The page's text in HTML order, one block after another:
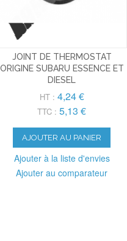
JOINT DE THERMOSTAT
ORIGINE SUBARU ESSENCE ET
DIESEL
HT : 4,24 €
TTC : 5,13 €
AJOUTER AU PANIER
Ajouter à la liste d'envies
Ajouter au comparateur